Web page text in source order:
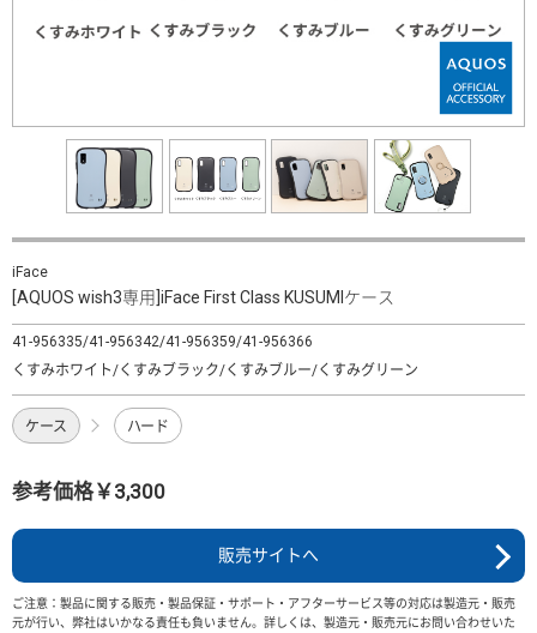
iFace
[AQUOS wish3専用]iFace First Class KUSUMIケース
41-956335/41-956342/41-956359/41-956366
くすみホワイト/くすみブラック/くすみブルー/くすみグリーン
ケース ハード
参考価格￥3,300
販売サイトへ
ご注意：製品に関する販売・製品保証・サポート・アフターサービス等の対応は製造元・販売
元が行い、弊社はいかなる責任も負いません。詳しくは、製造元・販売元にお問い合わせいた